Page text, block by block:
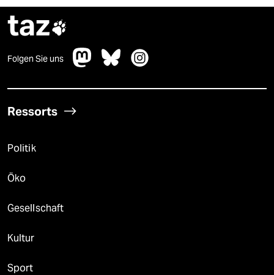
taz
Folgen Sie uns
Ressorts
Politik
Öko
Gesellschaft
Kultur
Sport